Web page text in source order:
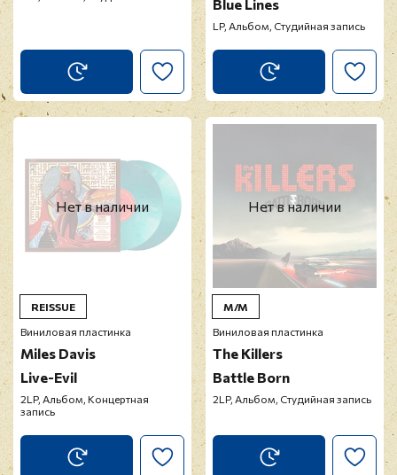
Blue Lines
LP, Альбом, Студийная запись
Нет в наличии
REISSUE
Виниловая пластинка
Miles Davis
Live-Evil
2LP, Альбом, Концертная
запись
Нет в наличии
M/M
Виниловая пластинка
The Killers
Battle Born
2LP, Альбом, Студийная запись